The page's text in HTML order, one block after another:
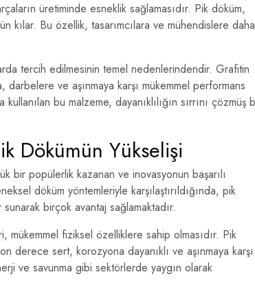
üretiminde esneklik sağlamasıdır. Pik döküm,
kılar. Bu özellik, tasarımcılara ve mühendislere daha
tercih edilmesinin temel nedenlerindendir. Grafitin
ve aşınmaya karşı mükemmel performans
bu malzeme, dayanıklılığın sırrını çözmüş
Dökümün Yükselişi
bir popülerlik kazanan ve inovasyonun başarılı
döküm yöntemleriyle karşılaştırıldığında, pik
birçok avantaj sağlamaktadır.
mükemmel fiziksel özelliklere sahip olmasıdır. Pik
derece sert, korozyona dayanıklı ve aşınmaya karşı
ve savunma gibi sektörlerde yaygın olarak